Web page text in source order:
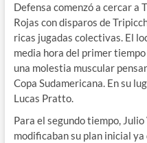
Defensa comenzó a cercar a
Rojas con disparos de
ricas jugadas colectivas. El
media hora del primer
una molestia muscular
Copa Sudamericana. En su
Lucas Pratto.
Para el segundo tiempo,
modificaban su plan inicial